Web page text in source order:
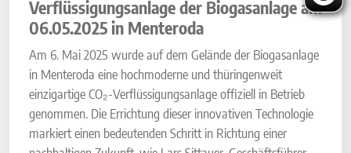
Verflüssigungsanlage der Biogasanlage am
06.05.2025 in Menteroda
Am 6. Mai 2025 wurde auf dem Gelände der Biogasanlage
in Menteroda eine hochmoderne und thüringenweit
einzigartige CO₂-Verflüssigungsanlage offiziell in Betrieb
genommen. Die Errichtung dieser innovativen Technologie
markiert einen bedeutenden Schritt in Richtung einer